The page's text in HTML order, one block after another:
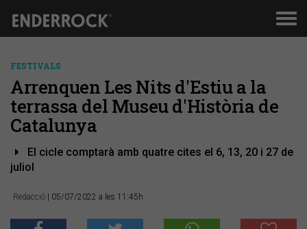
FESTIVALS
Arrenquen Les Nits d'Estiu a la
terrassa del Museu d'Història de
Catalunya
El cicle comptarà amb quatre cites el 6, 13, 20 i 27 de
juliol
Redacció | 05/07/2022 a les 11:45h